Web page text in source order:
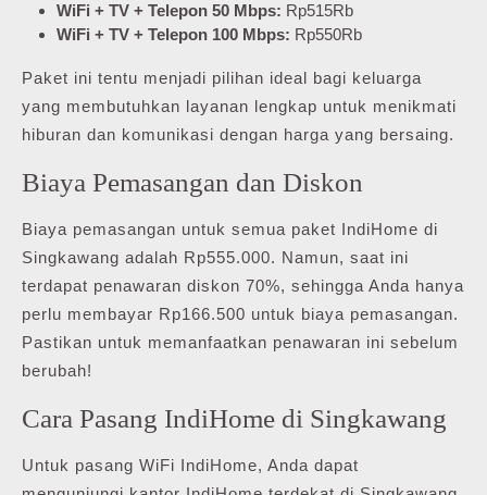
WiFi + TV + Telepon 50 Mbps: Rp515Rb
WiFi + TV + Telepon 100 Mbps: Rp550Rb
Paket ini tentu menjadi pilihan ideal bagi keluarga
yang membutuhkan layanan lengkap untuk menikmati
hiburan dan komunikasi dengan harga yang bersaing.
Biaya Pemasangan dan Diskon
Biaya pemasangan untuk semua paket IndiHome di
Singkawang adalah Rp555.000. Namun, saat ini
terdapat penawaran diskon 70%, sehingga Anda hanya
perlu membayar Rp166.500 untuk biaya pemasangan.
Pastikan untuk memanfaatkan penawaran ini sebelum
berubah!
Cara Pasang IndiHome di Singkawang
Untuk pasang WiFi IndiHome, Anda dapat